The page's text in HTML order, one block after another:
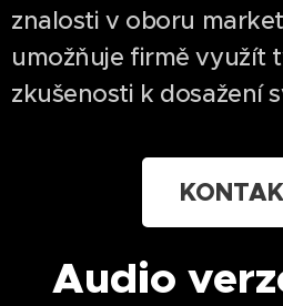
znalosti v oboru
umožňuje firmě využít
zkušenosti k dosažení
Audio